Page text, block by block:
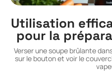
Utilisation
pour la
Verser une soupe brûlante
sur le bouton et voir le